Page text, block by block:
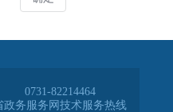
0731-82214464
政务服务网技术服务热线